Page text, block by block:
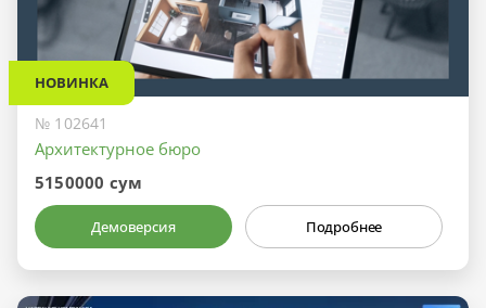
НОВИНКА
№ 102641
Архитектурное бюро
5150000 сум
Демоверсия Подробнее